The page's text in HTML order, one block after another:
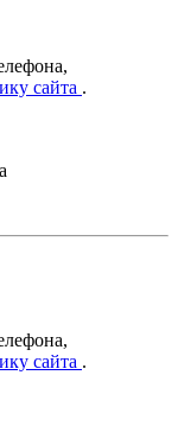
сайта .
сайта .